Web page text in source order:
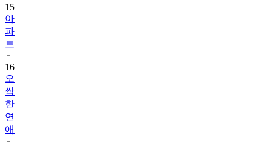
15
아
파
트
16
오
싹
한
연
애